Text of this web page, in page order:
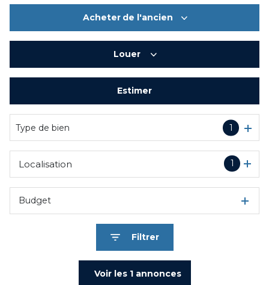
Acheter de l'ancien
De l'immo pro
Louer
De l'immo pro
Estimer
Type de bien 1
1
Localisation
Budget
Filtrer
Voir les 1annonces